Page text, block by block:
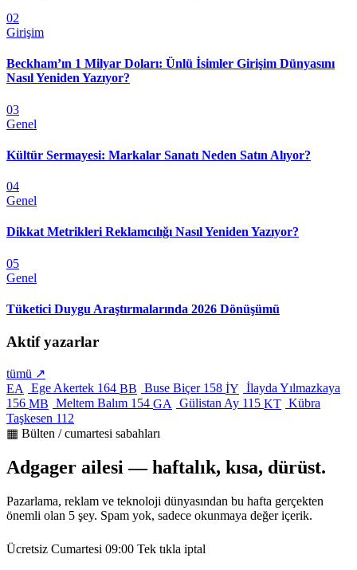
02
Girişim
Beckham’ın 1 Milyar Doları: Ünlü İsimler Girişim Dünyasını
Nasıl Yeniden Yazıyor?
03
Genel
Kültür Sermayesi: Markalar Sanatı Neden Satın Alıyor?
04
Genel
Dikkat Metrikleri Reklamcılığı Nasıl Yeniden Yazıyor?
05
Genel
Tüketici Duygu Araştırmalarında 2026 Dönüşümü
Aktif yazarlar
tümü ↗
EA
Ege Akertek 164 BB Buse Biçer 158 İY İlayda Yılmazkaya
156 MB Meltem Balım 154 GA Gülistan Ay 115 KT Kübra
Taşkesen 112
▦ Bülten / cumartesi sabahları
Adgager ailesi — haftalık, kısa, dürüst.
Pazarlama, reklam ve teknoloji dünyasından bu hafta gerçekten
önemli olan 5 şey. Spam yok, sadece okunmaya değer içerik.
Ücretsiz Cumartesi 09:00 Tek tıkla iptal